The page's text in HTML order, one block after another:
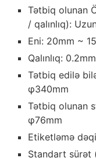
Tətbiq olunan
/ qalınlıq):
Eni: 20mm ~
Qalınlıq:
Tətbiq edilə
φ340mm
Tətbiq olunan
φ76mm
Etiketləmə
Standart sürət